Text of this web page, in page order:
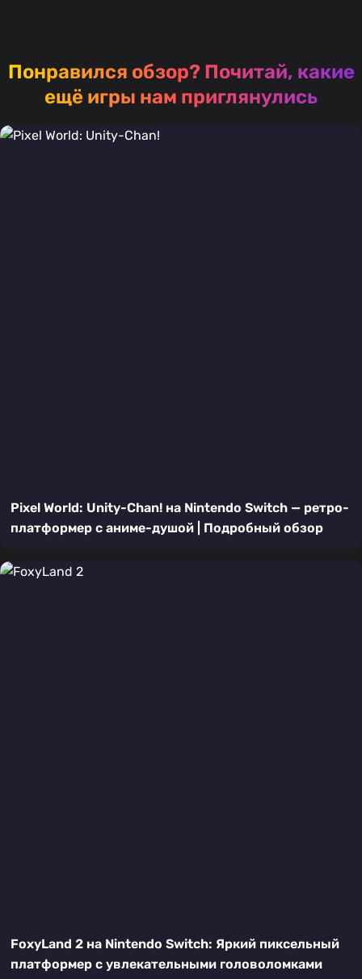
Понравился обзор? Почитай, какие
ещё игры нам приглянулись
Pixel World: Unity-Chan! на Nintendo Switch — ретро-
платформер с аниме-душой | Подробный обзор
FoxyLand 2 на Nintendo Switch: Яркий пиксельный
платформер с увлекательными головоломками